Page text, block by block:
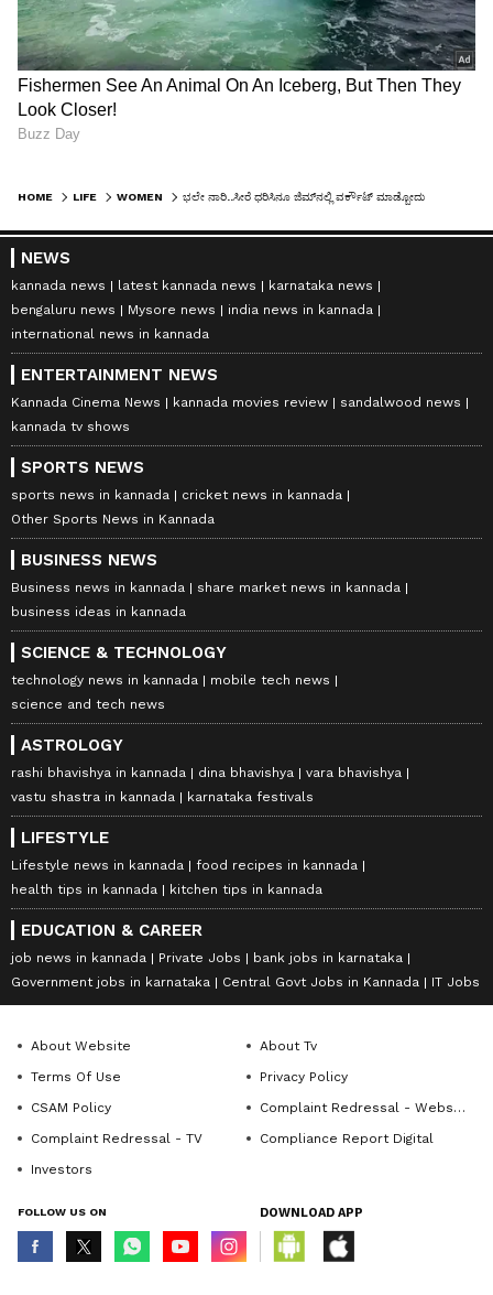
HOME LIFE WOMEN
NEWS
kannada news latest kannada news
karnataka news
bengaluru news
Mysore news
india news in kannada
international news in kannada
ENTERTAINMENT NEWS
Kannada Cinema News kannada movies review
sandalwood news
kannada tv shows
SPORTS NEWS
sports news in kannada
cricket news in kannada
Other Sports News in Kannada
BUSINESS NEWS
Business news in kannada
share market news in kannada
business ideas in kannada
SCIENCE & TECHNOLOGY
technology news in kannada
mobile tech news
science and tech news
ASTROLOGY
rashi bhavishya in kannada dina bhavishya
vara bhavishya
vastu shastra in kannada
karnataka festivals
LIFESTYLE
Lifestyle news in kannada
food recipes in kannada
health tips in kannada
kitchen tips in kannada
EDUCATION & CAREER
job news in kannada Private Jobs
bank jobs in karnataka
Government jobs in karnataka
Central Govt Jobs in Kannada IT Jobs
About Website
About Tv
Terms Of Use
Privacy Policy
CSAM Policy
Complaint Redressal - Website
Complaint Redressal - TV
Compliance Report Digital
Investors
FOLLOW US ON DOWNLOAD APP